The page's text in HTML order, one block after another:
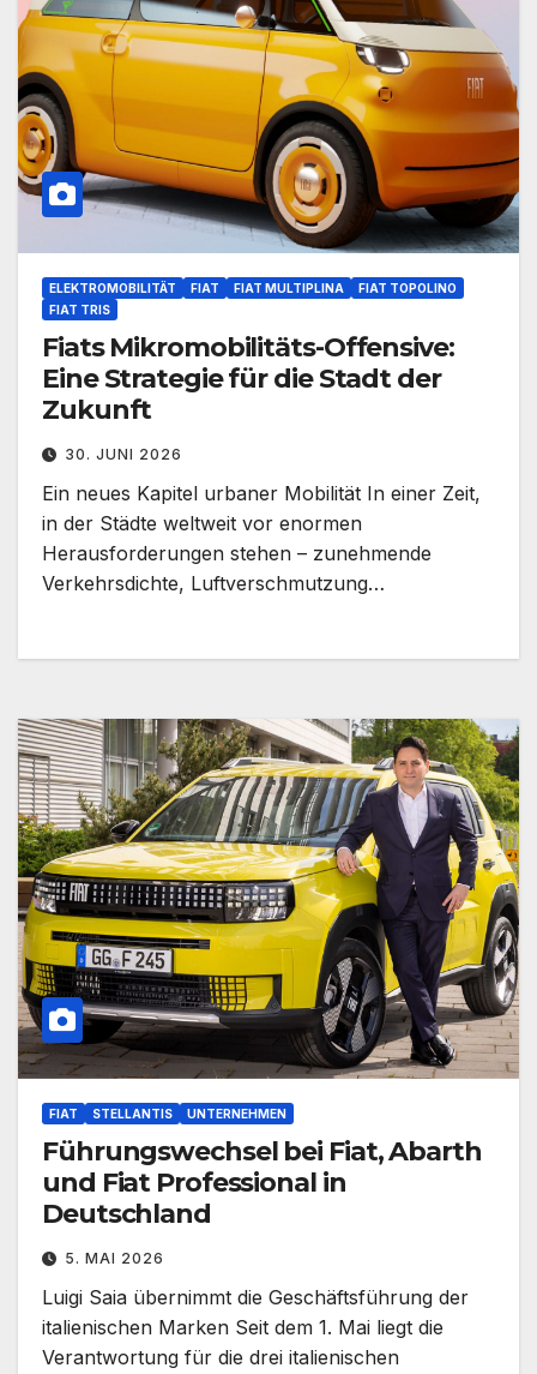
ELEKTROMOBILITÄT FIAT FIAT MULTIPLINA
FIAT TOPOLINO
FIAT TRIS
Fiats Mikromobilitäts-Offensive:
Eine Strategie für die Stadt der
Zukunft
30. JUNI 2026
Ein neues Kapitel urbaner Mobilität In einer Zeit,
in der Städte weltweit vor enormen
Herausforderungen stehen – zunehmende
Verkehrsdichte, Luftverschmutzung…
FIAT STELLANTIS UNTERNEHMEN
Führungswechsel bei Fiat, Abarth
und Fiat Professional in
Deutschland
5. MAI 2026
Luigi Saia übernimmt die Geschäftsführung der
italienischen Marken Seit dem 1. Mai liegt die
Verantwortung für die drei italienischen